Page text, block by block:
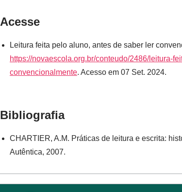
Acesse
Leitura feita pelo aluno, antes de saber ler
https://novaescola.org.br/conteudo/2486/leitura-
convencionalmente. Acesso em 07 Set. 2024.
Bibliografia
CHARTIER, A.M. Práticas de leitura e escrita:
Autêntica, 2007.